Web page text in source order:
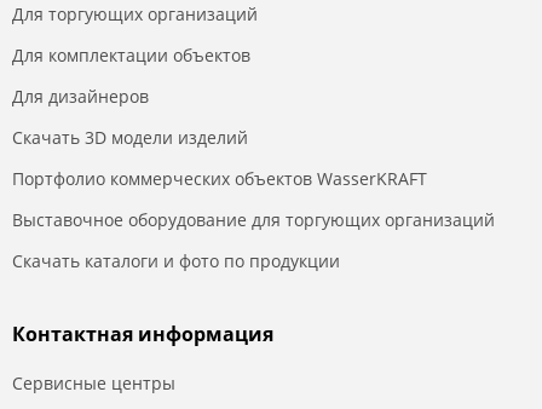
Для торгующих организаций
Для комплектации объектов
Для дизайнеров
Скачать 3D модели изделий
Портфолио коммерческих объектов WasserKRAFT
Выставочное оборудование для торгующих организаций
Скачать каталоги и фото по продукции
Контактная информация
Сервисные центры